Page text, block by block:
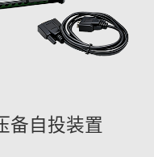
备自投装置